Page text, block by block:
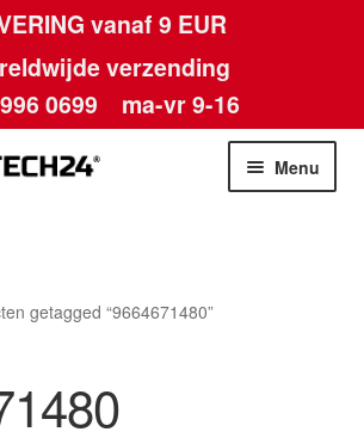
vanaf 9 EUR
verzending
0699 ma-vr 9-16
Menu
getagged “9664671480”